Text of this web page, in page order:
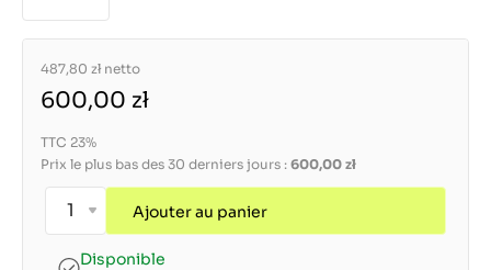
487,80 zł netto
600,00 zł
TTC 23%
Prix le plus bas des 30 derniers jours : 600,00 zł
Ajouter au panier
Disponible